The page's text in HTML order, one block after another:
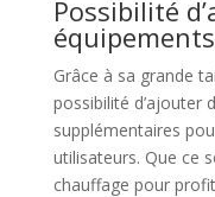
Possibilité
Grâce à sa grande
possibilité d’ajouter
supplémentaires
utilisateurs. Que ce
chauffage pour